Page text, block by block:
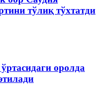
тўлиқ тўхтатди
оролда